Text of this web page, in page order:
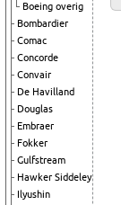
Boeing overig
Bombardier
Comac
Concorde
Convair
De Havilland
Douglas
Embraer
Fokker
Gulfstream
Hawker Siddeley
Ilyushin